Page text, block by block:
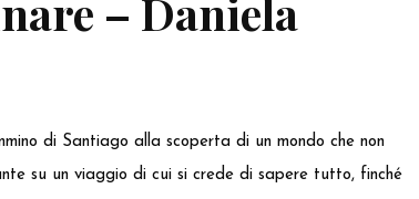
– Daniela
di Santiago alla scoperta di un mondo che non
su un viaggio di cui si crede di sapere tutto, finché